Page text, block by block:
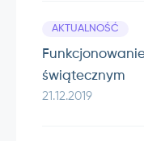
świątecznym
21.12.2019
AKTUALNOŚĆ